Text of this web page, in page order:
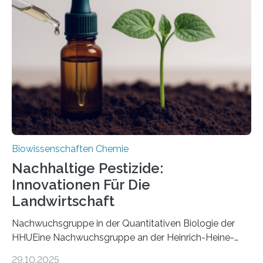
Art einer neuen Gattung beschrieben werden und trägt
nun den Namen Cretosabethes primaevus. Dieser erste
fossile Nachweis einer Stechmückenlarve in Bernstein
stellt gleichzeitig den ersten Fossilfund einer
Mückenlarve aus dem Mesozoikum dar, denn…
Biowissenschaften Chemie
Nachhaltige Pestizide:
Innovationen Für Die
Landwirtschaft
Nachwuchsgruppe in der Quantitativen Biologie der
HHUEine Nachwuchsgruppe an der Heinrich-Heine-
29.10.2025